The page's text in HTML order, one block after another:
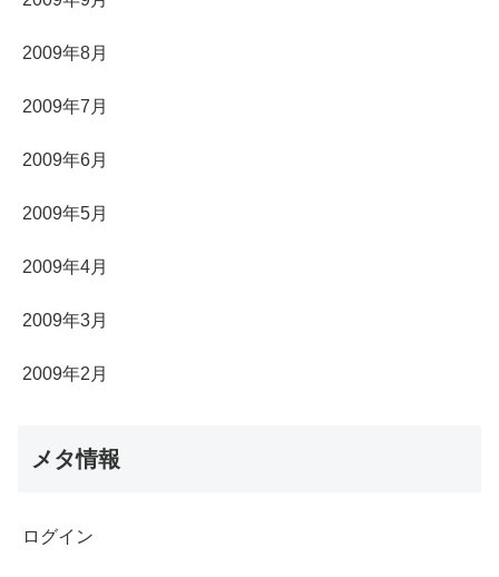
2009年8月
2009年7月
2009年6月
2009年5月
2009年4月
2009年3月
2009年2月
メタ情報
ログイン